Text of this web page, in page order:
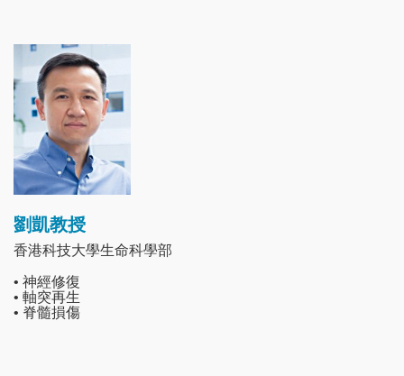
Image
劉凱教授
香港科技大學生命科學部
• 神經修復
• 軸突再生
• 脊髓損傷